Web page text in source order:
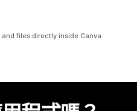
files directly inside Canva